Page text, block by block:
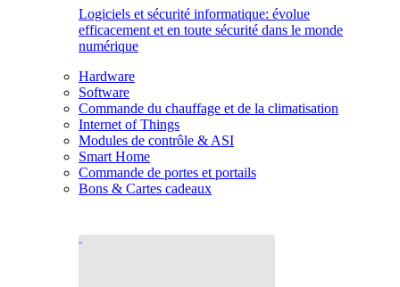
Logiciels et sécurité informatique: évolue
efficacement et en toute sécurité dans le monde
numérique
Hardware
Software
Commande du chauffage et de la climatisation
Internet of Things
Modules de contrôle & ASI
Smart Home
Commande de portes et portails
Bons & Cartes cadeaux